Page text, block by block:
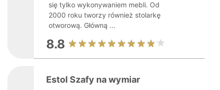
się tylko wykonywaniem mebli. Od
2000 roku tworzy również stolarkę
otworową. Główną ...
8.8
Estol Szafy na wymiar